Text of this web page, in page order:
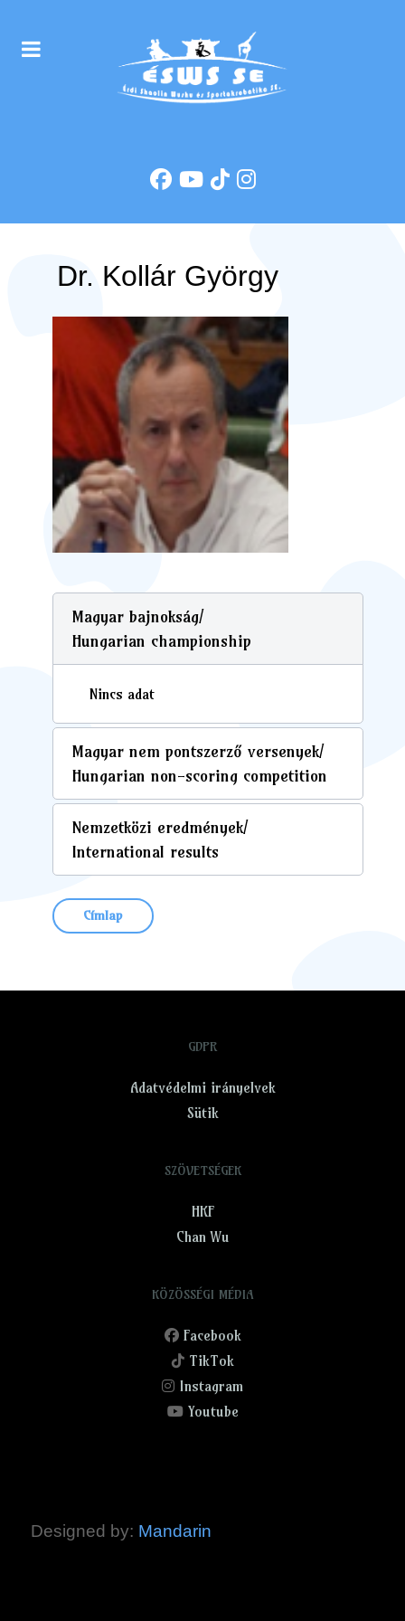
Dr. Kollár György
Magyar bajnokság/
Hungarian championship
Nincs adat
Magyar nem pontszerző versenyek/
Hungarian non-scoring competition
Nemzetközi eredmények/
International results
Címlap
GDPR
Adatvédelmi irányelvek
Sütik
SZÖVETSÉGEK
HKF
Chan Wu
KÖZÖSSÉGI MÉDIA
Facebook
TikTok
Instagram
Youtube
Designed by: Mandarin